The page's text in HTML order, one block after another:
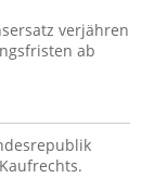
verjähren
ab